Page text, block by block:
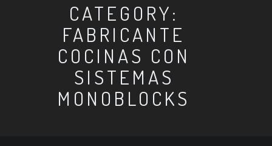
CATEGORY:
FABRICANTE
COCINAS CON
SISTEMAS
MONOBLOCKS